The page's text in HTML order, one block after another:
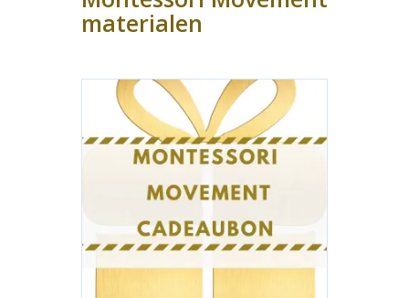
materialen